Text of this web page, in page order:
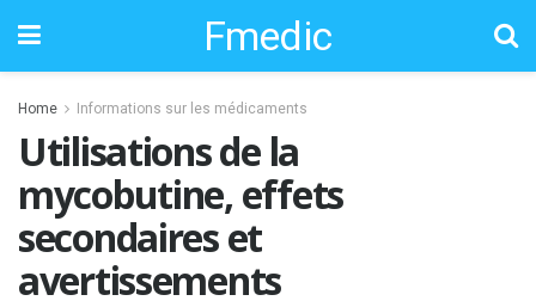
Fmedic
Home Informations sur les médicaments
Utilisations de la
mycobutine, effets
secondaires et
avertissements